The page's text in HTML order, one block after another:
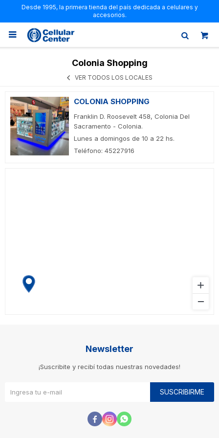
Desde 1995, la primera tienda del país dedicada a celulares y
accesorios.

Colonia Shopping
VER TODOS LOS LOCALES
COLONIA SHOPPING
Franklin D. Roosevelt 458, Colonia Del
Sacramento - Colonia.
Lunes a domingos de 10 a 22 hs.
Teléfono: 45227916
Newsletter
¡Suscribite y recibí todas nuestras novedades!
SUSCRIBIRME
  